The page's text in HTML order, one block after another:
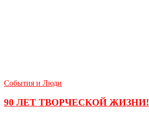
События и Люди
90 ЛЕТ ТВОРЧЕСКОЙ ЖИЗНИ!